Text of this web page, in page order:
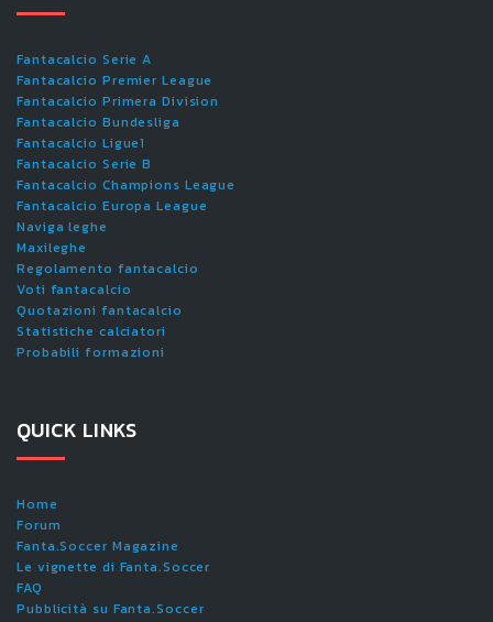
Fantacalcio Serie A
Fantacalcio Premier League
Fantacalcio Primera Division
Fantacalcio Bundesliga
Fantacalcio Ligue1
Fantacalcio Serie B
Fantacalcio Champions League
Fantacalcio Europa League
Naviga leghe
Maxileghe
Regolamento fantacalcio
Voti fantacalcio
Quotazioni fantacalcio
Statistiche calciatori
Probabili formazioni
QUICK LINKS
Home
Forum
Fanta.Soccer Magazine
Le vignette di Fanta.Soccer
FAQ
Pubblicità su Fanta.Soccer